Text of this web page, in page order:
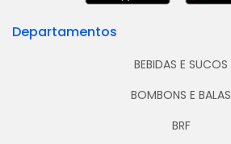
Departamentos
BEBIDAS E SUCOS
BOMBONS E BALAS
BRF